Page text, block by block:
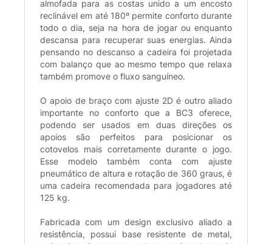
almofada para as costas unido a um encosto
reclinável em até 180º permite conforto durante
todo o dia, seja na hora de jogar ou enquanto
descansa para recuperar suas energias. Ainda
pensando no descanso a cadeira foi projetada
com balanço que ao mesmo tempo que relaxa
também promove o fluxo sanguíneo.
O apoio de braço com ajuste 2D é outro aliado
importante no conforto que a BC3 oferece,
podendo ser usados em duas direções os
apoios são perfeitos para posicionar os
cotovelos mais corretamente durante o jogo.
Esse modelo também conta com ajuste
pneumático de altura e rotação de 360 graus, é
uma cadeira recomendada para jogadores até
125 kg.
Fabricada com um design exclusivo aliado a
resistência, possui base resistente de metal,